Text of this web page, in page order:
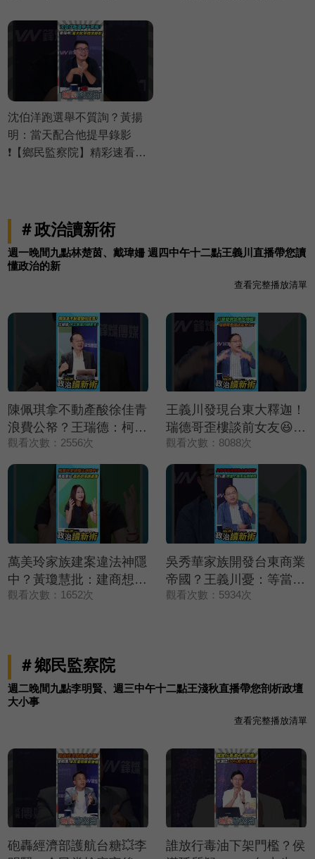
看爆點⚡20260806
沈伯洋跑選舉不質詢？黃揚
明：當天配合他提早錄影
❗【鄉民監察院】精彩速看
＃政治讀新術
週一晚間九點林楚茵、戴瑋姍 週四中午十二點王義川直播帶您讀
懂政治的新
查看完整播放清單
陳佩琪拿不動產酸徐佳青
浪費公帑？王瑞德：柯文
哲拿的錢更多❗【政治讀
新術】精彩速看
⚡20260806
觀看次數：2556次
王義川發現台東大釋迦！
瑞德哥歪樓談前女友😆？
【政治讀新術】精彩速看
⚡20260806
觀看次數：8088次
萬美玲家族建案違法神隱
中？黃瓊慧批：建商想低
調處理💥【政治讀新術】
觀看次數：1652次
吳秀華家族開發台東商業
帝國？王義川憂：等當上
縣長加速推進💥【政治讀
觀看次數：5934次
＃鄉民監察院
週二晚間九點李明賢、週三中午十二點王淺秋直播帶您剖析政壇
大小事
查看完整播放清單
砲轟經濟部護航台糖💥李
誰放行毒油下架門檻？侯